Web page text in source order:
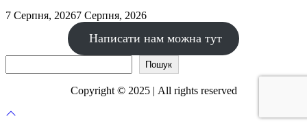
7 Серпня, 20267 Серпня, 2026
Написати нам можна тут
Пошук
Copyright © 2025 | All rights reserved
Прокрутка